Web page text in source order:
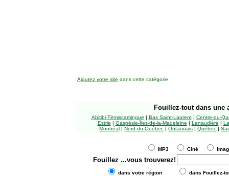
Ajoutez votre site dans cette catégorie
Fouillez-tout dans une
Abitibi-Témiscamingue | Bas Saint-Laurent| Centre-du-
Estrie | Gaspésie-Îles-de-la-Madeleine | Lanaudière |
Montréal | Nord-du-Québec | Outaouais | Québec |
MP3 Ciné
Fouillez ...vous trouverez!
dans votre région dans Fouillez-